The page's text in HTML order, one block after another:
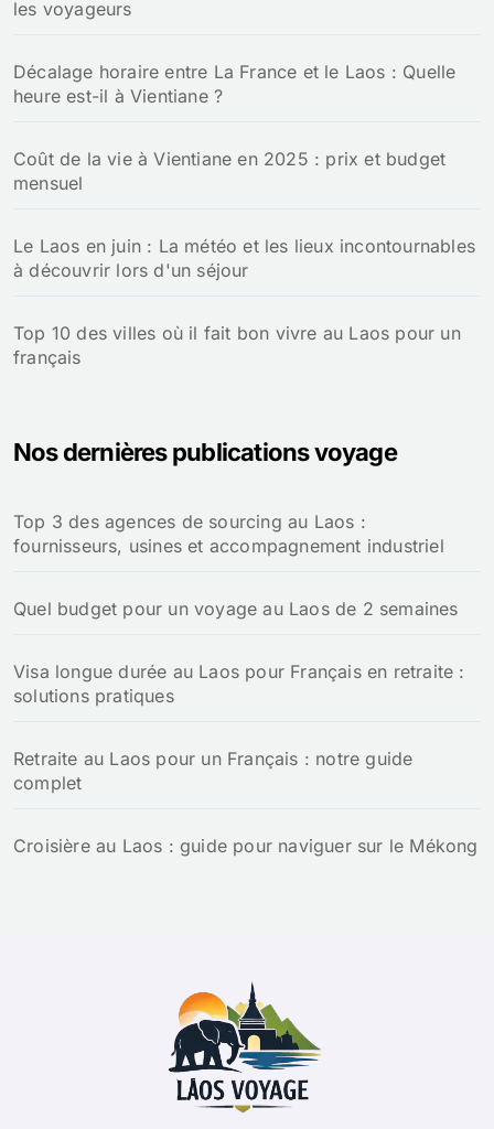
les voyageurs
Décalage horaire entre La France et le Laos : Quelle
heure est-il à Vientiane ?
Coût de la vie à Vientiane en 2025 : prix et budget
mensuel
Le Laos en juin : La météo et les lieux incontournables
à découvrir lors d'un séjour
Top 10 des villes où il fait bon vivre au Laos pour un
français
Nos dernières publications voyage
Top 3 des agences de sourcing au Laos :
fournisseurs, usines et accompagnement industriel
Quel budget pour un voyage au Laos de 2 semaines
Visa longue durée au Laos pour Français en retraite :
solutions pratiques
Retraite au Laos pour un Français : notre guide
complet
Croisière au Laos : guide pour naviguer sur le Mékong